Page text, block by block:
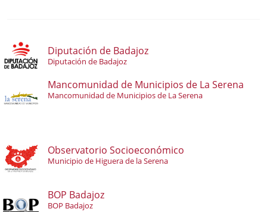
Diputación de Badajoz
Diputación de Badajoz
Mancomunidad de Municipios de La Serena
Mancomunidad de Municipios de La Serena
Observatorio Socioeconómico
Municipio de Higuera de la Serena
BOP Badajoz
BOP Badajoz